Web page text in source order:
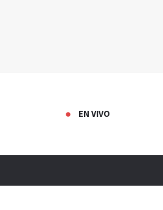
EN VIVO